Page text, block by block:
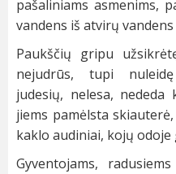
pašaliniams asmenims,
vandens iš atvirų
Paukščių gripu
nejudrūs, tupi
judesių, nelesa, nededa
jiems pamėlsta
kaklo audiniai, kojų
Gyventojams,